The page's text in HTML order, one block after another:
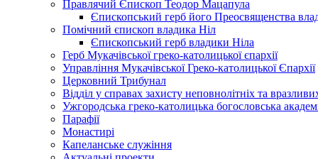
Правлячий Єпископ Теодор Мацапула
Єпископський герб його Преосвященства
Помічний єпископ владика Ніл
Єпископський герб владики Ніла
Герб Мукачівської греко-католицької єпархії
Управління Мукачівської Греко-католицької Єпархії
Церковний Трибунал
Відділ у справах захисту неповнолітніх та
Ужгородська греко-католицька богословська
Парафії
Монастирі
Капеланське служіння